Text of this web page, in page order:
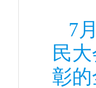
7
民
彰